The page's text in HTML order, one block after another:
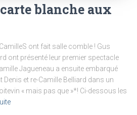
blanche aux
ont fait salle comble ! Gus
ont présenté leur premier spectacle
Jagueneau a ensuite embarqué
et re-Camille Belliard dans un
« mais pas que »*! Ci-dessous les